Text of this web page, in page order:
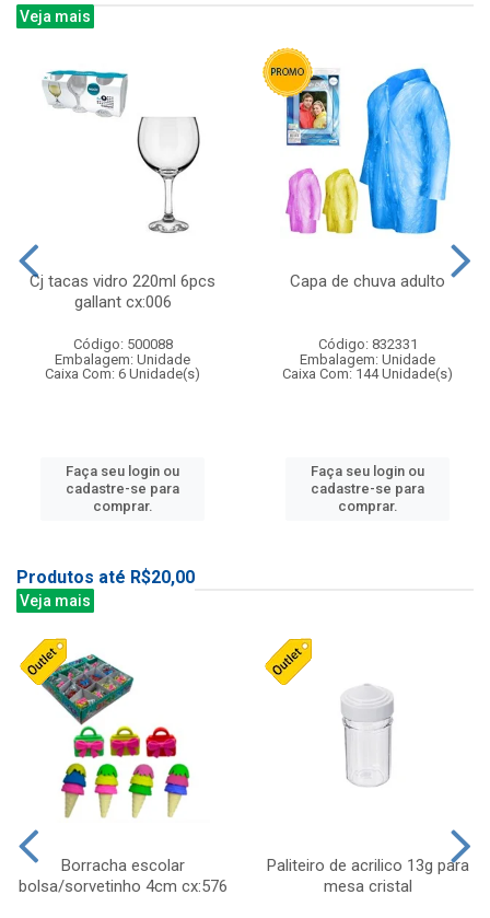
Veja mais
Cj tacas vidro 220ml 6pcs
gallant cx:006
Código: 500088
Embalagem: Unidade
Caixa Com: 6 Unidade(s)
Faça seu login ou
cadastre-se para
comprar.
Capa de chuva adulto
Código: 832331
Embalagem: Unidade
Caixa Com: 144 Unidade(s)
Faça seu login ou
cadastre-se para
comprar.
Produtos até R$20,00
Veja mais
Borracha escolar
bolsa/sorvetinho 4cm cx:576
Paliteiro de acrilico 13g para
mesa cristal